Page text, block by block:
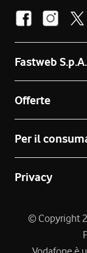
Fastweb S.p.A.
Offerte
Per il
Privacy
© Copyright